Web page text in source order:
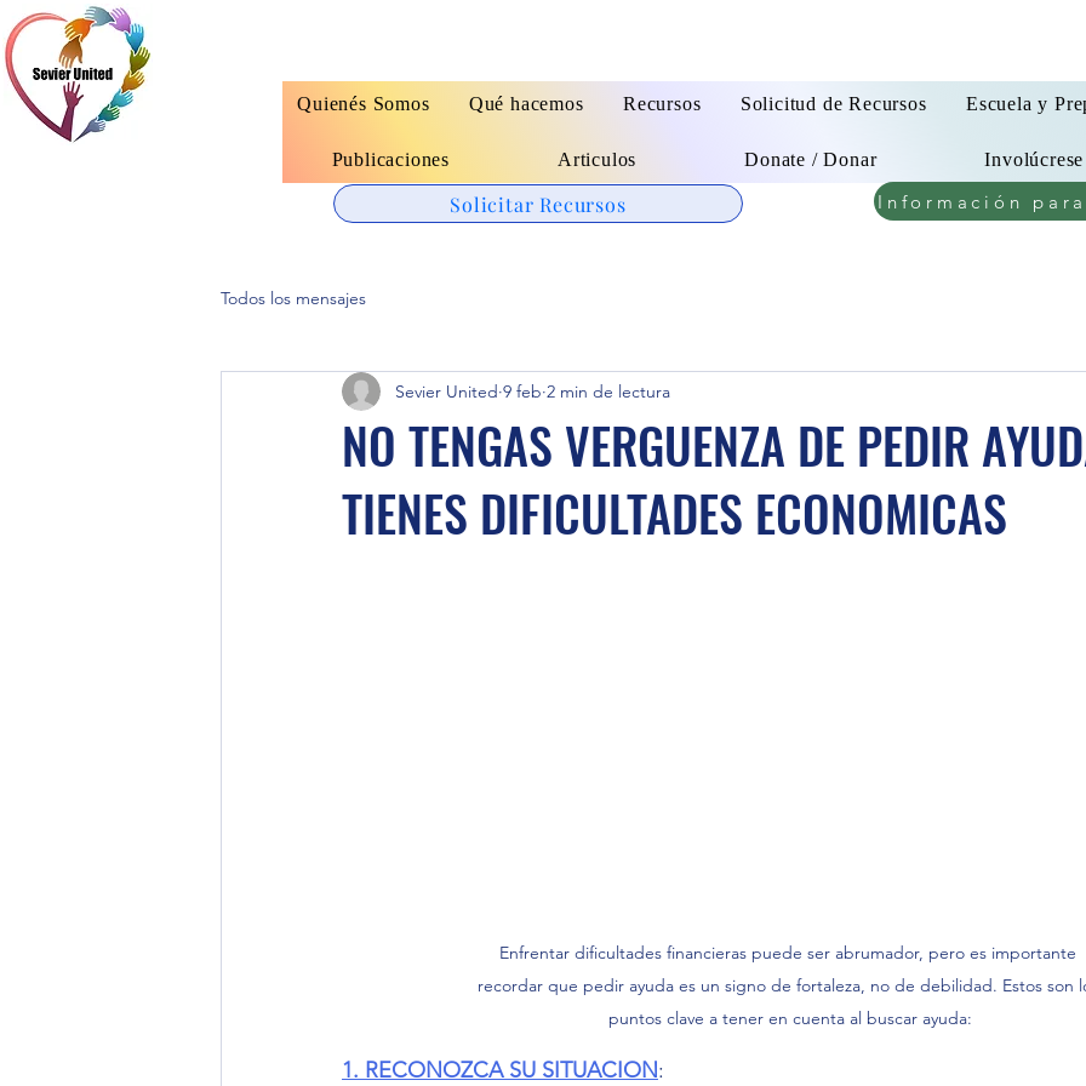
Quienés Somos Qué hacemos Recursos Solicitud de Recursos Escuela y
Publicaciones Articulos Donate / Donar
Solicitar Recursos Información
Todos los mensajes
NO TENGAS VERGUENZA DE PEDIR
TIENES DIFICULTADES ECONOMICAS
Sevier United 9 feb 2 min de lectura
Enfrentar dificultades financieras puede ser abrumador, pero es importante
recordar que pedir ayuda es un signo de fortaleza, no de debilidad. Estos son
puntos clave a tener en cuenta al buscar ayuda:
1. RECONOZCA SU SITUACION: